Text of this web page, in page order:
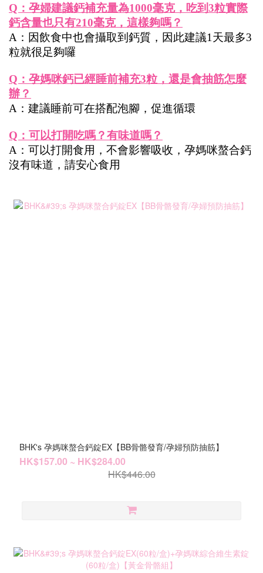
Q：孕婦建議鈣補充量為1000毫克，吃到3粒實際
鈣含量也只有210毫克，這樣夠嗎？
A：因飲食中也會攝取到鈣質，因此建議1天最多3
粒就很足夠囉
Q：孕媽咪鈣已經睡前補充3粒，還是會抽筋怎麼
辦？
A：建議睡前可在搭配泡腳，促進循環
Q：可以打開吃嗎？有味道嗎？
A：可以打開食用，不會影響吸收，孕媽咪螯合鈣
沒有味道，請安心食用
BHK's 孕媽咪螯合鈣錠EX【BB骨骼發育/孕婦預防抽筋】
HK$157.00 ~ HK$284.00
HK$446.00